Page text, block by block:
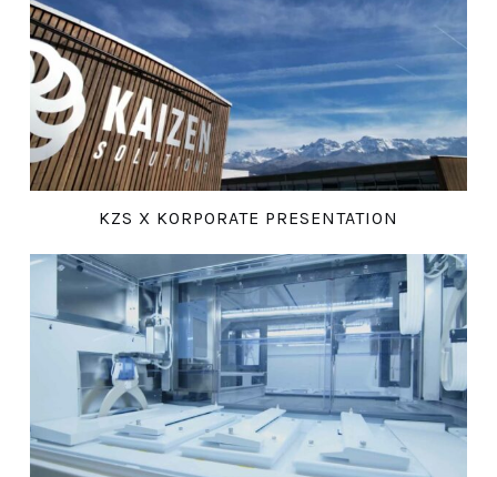
KZS X KORPORATE PRESENTATION